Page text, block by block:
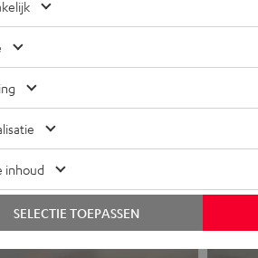
of all-in-one
inhoud
SELECTIE TOEPASSEN